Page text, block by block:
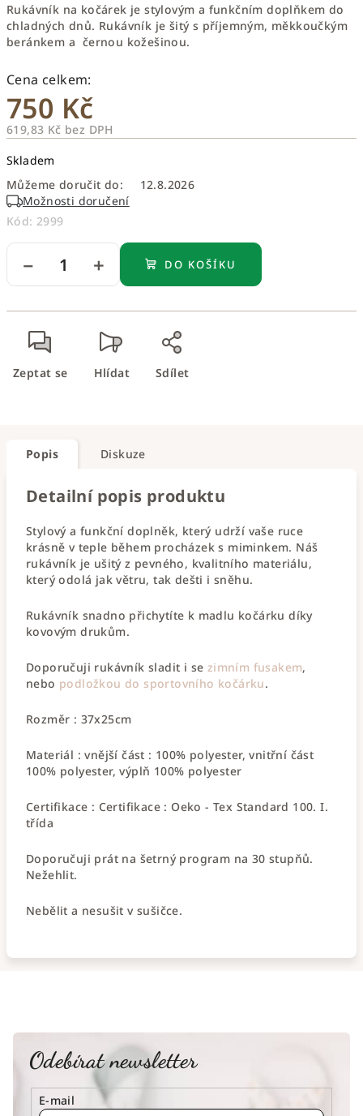
Rukávník na kočárek je stylovým a funkčním doplňkem do
chladných dnů. Rukávník je šitý s příjemným, měkkoučkým
beránkem a černou kožešinou.
750 Kč
619,83 Kč bez DPH
cena:
Skladem
Můžeme doručit do:
12.8.2026
Možnosti doručení
Kód: 2999
+
− DO KOŠÍKU
Zeptat se Hlídat Sdílet
Popis Diskuze
Detailní popis produktu
Stylový a funkční doplněk, který udrží vaše ruce
krásně v teple během procházek s miminkem. Náš
rukávník je ušitý z pevného, kvalitního materiálu,
který odolá jak větru, tak dešti i sněhu.
Rukávník snadno přichytíte k madlu kočárku díky
kovovým drukům.
Doporučuji rukávník sladit i se zimním fusakem,
nebo podložkou do sportovního kočárku.
Rozměr : 37x25cm
Materiál : vnější část : 100% polyester, vnitřní část
100% polyester, výplň 100% polyester
Certifikace : Certifikace : Oeko - Tex Standard 100. I.
třída
Doporučuji prát na šetrný program na 30 stupňů.
Nežehlit.
Nebělit a nesušit v sušičce.
Odebírat newsletter
E-mail